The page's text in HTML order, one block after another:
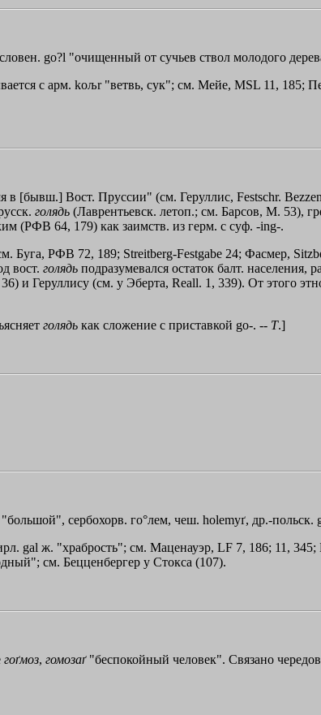
go?l "очищенный от сучьев ствол молодого
с арм. koљr "ветвь, сук"; см. Мейе, MSL 11, 185;
[бывш.] Вост. Пруссии" (см. Геруллис, Festschr.
голядь (Лаврентьевск. летоп.; см. Барсов, М. 53),
(РФВ 64, 179) как заимств. из герм. с суф. -ing-.
Буга, РФВ 72, 189; Streitberg-Festgabe 24; Фасмер,
вост. голядь подразумевался остаток балт. населения,
и Геруллису (см. у Эберта, Reall. 1, 339). От этого
голядь как сложение с приставкой go-. -- Т.]
"большой", сербохорв. го°лем, чеш. holemyґ, др.-
gal ж. "храбрость"; см. Маценауэр, LF 7, 186; 11,
см. Бецценбергер у Стокса (107).
гоґмоз, гомозаґ"беспокойный человек". Связано